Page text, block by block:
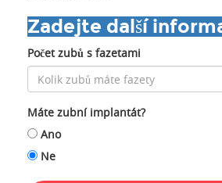
Zadejte další
Počet zubů s fazetami
Máte zubní implantát?
Ano
Ne